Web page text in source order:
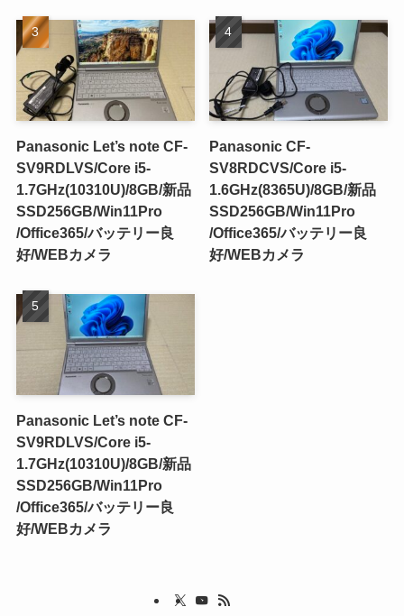
Panasonic Let’s note CF-
SV9RDLVS/Core i5-
1.7GHz(10310U)/8GB/新品
SSD256GB/Win11Pro
/Office365/バッテリー良
好/WEBカメラ
Panasonic CF-
SV8RDCVS/Core i5-
1.6GHz(8365U)/8GB/新品
SSD256GB/Win11Pro
/Office365/バッテリー良
好/WEBカメラ
Panasonic Let’s note CF-
SV9RDLVS/Core i5-
1.7GHz(10310U)/8GB/新品
SSD256GB/Win11Pro
/Office365/バッテリー良
好/WEBカメラ